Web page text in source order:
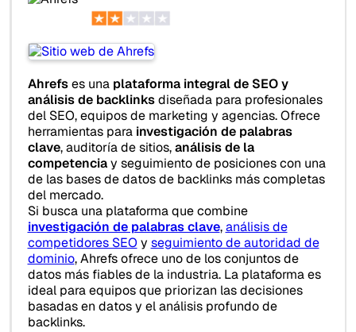
Ahrefses una plataforma integral de SEO y
análisis de backlinksdiseñada para profesionales
del SEO, equipos de marketing y agencias. Ofrece
herramientas para investigación de palabras
clave, auditoría de sitios,análisis de la
competenciay seguimiento de posiciones con una
de las bases de datos de backlinks más completas
del mercado.
Si busca una plataforma que combine
investigación de palabras clave,análisis de
competidores SEO y seguimiento de autoridad de
dominio, Ahrefs ofrece uno de los conjuntos de
datos más fiables de la industria. La plataforma es
ideal para equipos que priorizan las decisiones
basadas en datos y el análisis profundo de
backlinks.